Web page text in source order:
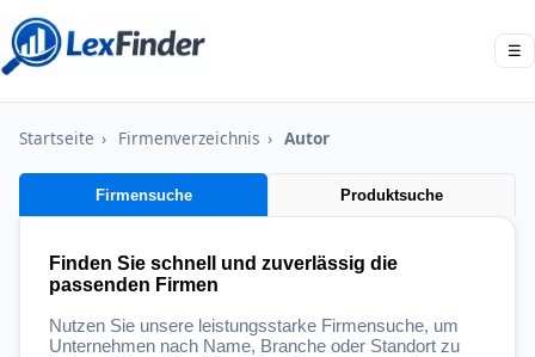
☰
Startseite › Firmenverzeichnis › Autor
Firmensuche Produktsuche
Finden Sie schnell und zuverlässig die
passenden Firmen
Nutzen Sie unsere leistungsstarke Firmensuche, um
Unternehmen nach Name, Branche oder Standort zu